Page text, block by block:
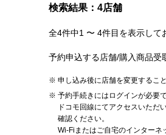
検索結果：4店舗
全4件中1 〜 4件目を表示して
予約申込する店舗/購入商品受
申し込み後に店舗を変更するこ
予約手続きにはログインが必要で
ドコモ回線にてアクセスいただ
確認ください。
Wi-Fiまたはご自宅のインター